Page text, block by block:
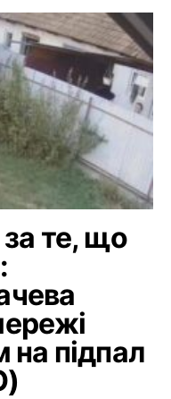
за те, що
на підпал